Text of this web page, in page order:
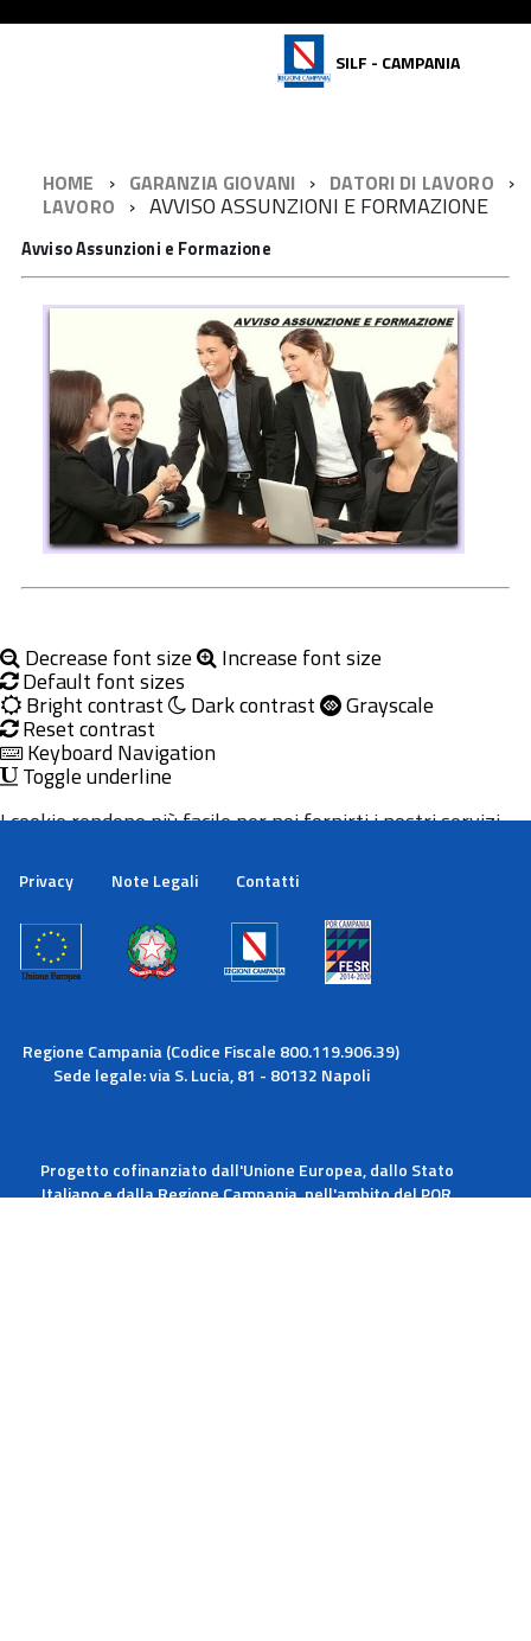
SILF - CAMPANIA
HOME GARANZIA GIOVANI
DATORI DI LAVORO
LAVORO
AVVISO ASSUNZIONI E FORMAZIONE
Avviso Assunzioni e Formazione
Decrease font size Increase font size
Default font sizes
Bright contrast Dark contrast Grayscale
Reset contrast
Keyboard Navigation
Toggle underline
Privacy Note Legali Contatti
Regione Campania (Codice Fiscale 800.119.906.39)
Sede legale: via S. Lucia, 81 - 80132 Napoli
Progetto cofinanziato dall'Unione Europea, dallo Stato
Italiano e dalla Regione Campania, nell'ambito del POR
I cookie rendono più facile per noi fornirti i nostri servizi.
cookie.
Maggiori informazioni